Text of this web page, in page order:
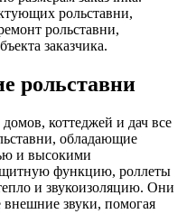
рольставни,
рольставни,
заказчика.
рольставни
коттеджей и дач все
обладающие
и высокими
функцию, роллеты
и звукоизоляцию. Они
звуки, помогая